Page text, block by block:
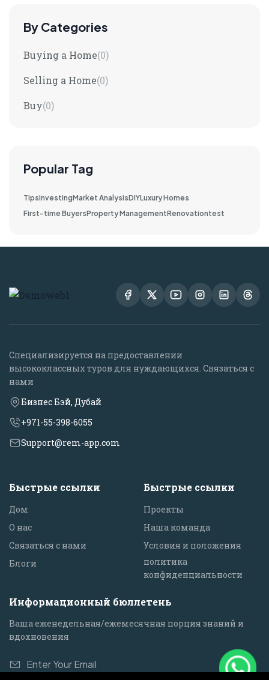
By Categories
Buying a Home(0)
Selling a Home(0)
Buy(0)
Popular Tag
TipsInvestingMarket AnalysisDIYLuxury Homes
First-time BuyersProperty ManagementRenovationtest
Специализируется на предоставлении
высококлассных туров для нуждающихся. Связаться с
нами
Бизнес Бэй, Дубай
+971-55-398-6055
Support@rem-app.com
Быстрые ссылки
Дом
О нас
Связаться с нами
Блоги
Быстрые ссылки
Проекты
Наша команда
Условия и положения
политика
конфиденциальности
Информационный бюллетень
Ваша еженедельная/ежемесячная порция знаний и
вдохновения